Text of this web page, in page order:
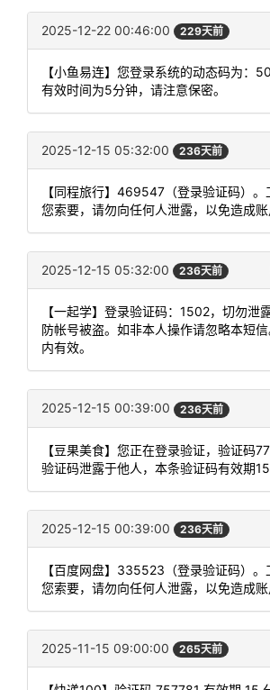
2025-12-22 00:46:00 229天前
【小鱼易连】您登录系统的动态码为：
有效时间为5分钟，请注意保密。
2025-12-15 05:32:00 236天前
【同程旅行】469547（登录验证码）。
您索要，请勿向任何人泄露，以免造成账
2025-12-15 05:32:00 236天前
【一起学】登录验证码：1502，切勿泄
防帐号被盗。如非本人操作请忽略本短
内有效。
2025-12-15 00:39:00 236天前
【豆果美食】您正在登录验证，验证码
验证码泄露于他人，本条验证码有效期15
2025-12-15 00:39:00 236天前
【百度网盘】335523（登录验证码）。
您索要，请勿向任何人泄露，以免造成账
2025-11-15 09:00:00 265天前